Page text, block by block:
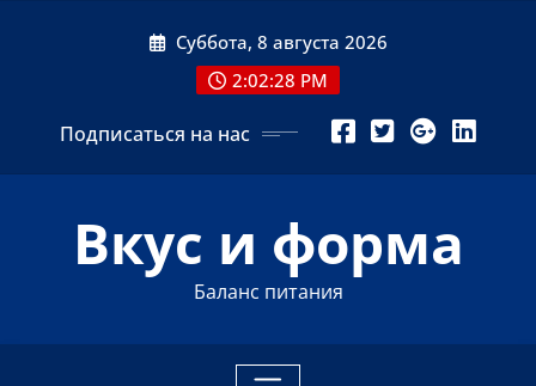
Суббота, 8 августа 2026
2:02:29 PM
Подписаться на нас
Вкус и форма
Баланс питания